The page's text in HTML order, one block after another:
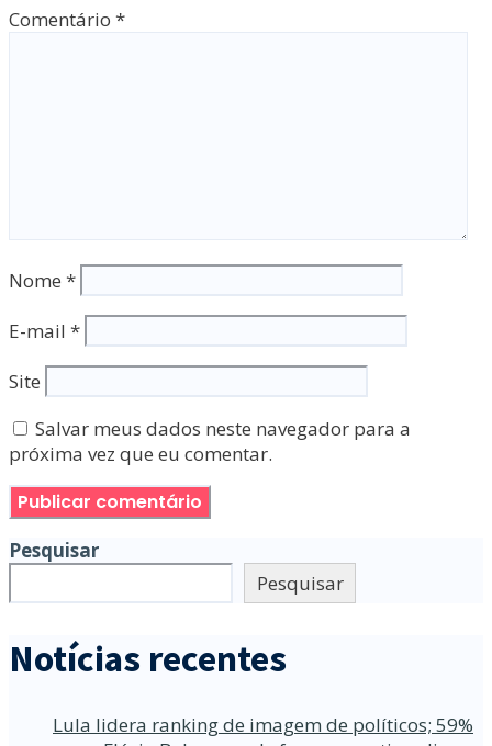
Comentário *
Nome *
E-mail *
Site
Salvar meus dados neste navegador para a
próxima vez que eu comentar.
Pesquisar
Pesquisar
Notícias recentes
Lula lidera ranking de imagem de políticos; 59%